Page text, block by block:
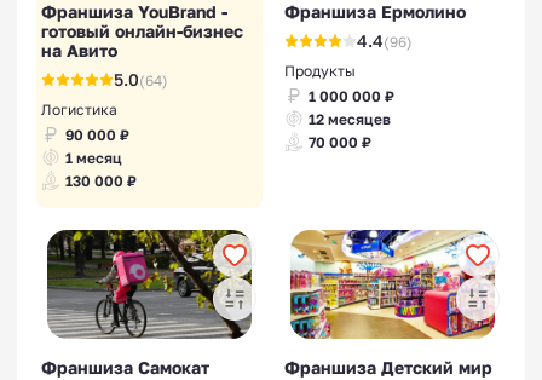
Франшиза YouBrand -
готовый онлайн-бизнес
на Авито
5.0(64)
Логистика
90 000 ₽
1 месяц
130 000 ₽
Франшиза Ермолино
4.4(96)
Продукты
1 000 000 ₽
12 месяцев
70 000 ₽
Франшиза Самокат
Франшиза Детский мир